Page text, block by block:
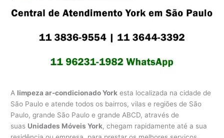
A limpeza ar-condicionado York esta localizada na cidade de
São Paulo e atende todos os bairros, vilas e regiões de São
Paulo, grande São Paulo e grande ABCD, através de
suas Unidades Móveis York, chegam rapidamente até a sua